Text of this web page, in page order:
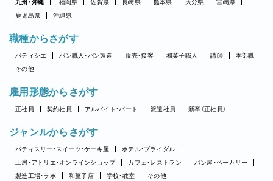
九州・沖縄 福岡県 佐賀県 長崎県 熊本県 大分県
宮崎県
鹿児島県
沖縄県
職種からさがす
パティシエ パン職人・パン製造 販売・接客 和菓子職人 講師
本部職
その他
雇用形態からさがす
正社員 契約社員 アルバイト・パート 派遣社員 新卒（正社員）
ジャンルからさがす
パティスリー・スイーツ・ケーキ屋
ホテル・ブライダル
工房・アトリエ・オンラインショップ
カフェ・レストラン
パン屋・ベーカリー
製造工場・ラボ
和菓子店 学校・教室 その他